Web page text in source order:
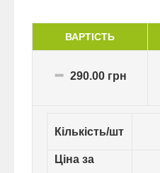
ВАРТІСТЬ
290.00 грн
Кількість/шт
Ціна за